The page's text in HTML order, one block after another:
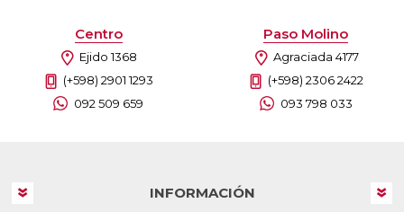
Centro
Ejido 1368
(+598) 2901 1293
092 509 659
Paso Molino
Agraciada 4177
(+598) 2306 2422
093 798 033
INFORMACIÓN